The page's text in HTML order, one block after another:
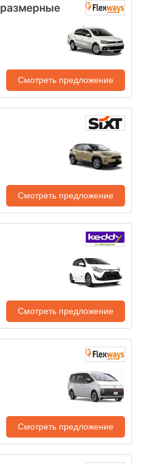
Смотреть предложение
Смотреть предложение
Смотреть предложение
Смотреть предложение